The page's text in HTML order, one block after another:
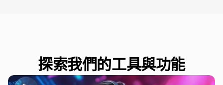
探索我們的工具與功能